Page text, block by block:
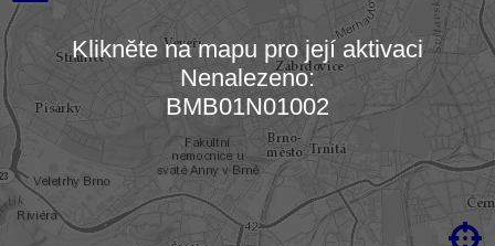
Načítám mapu…

Klikněte na mapu pro její aktivaci
Nenalezeno:
BMB01N01002